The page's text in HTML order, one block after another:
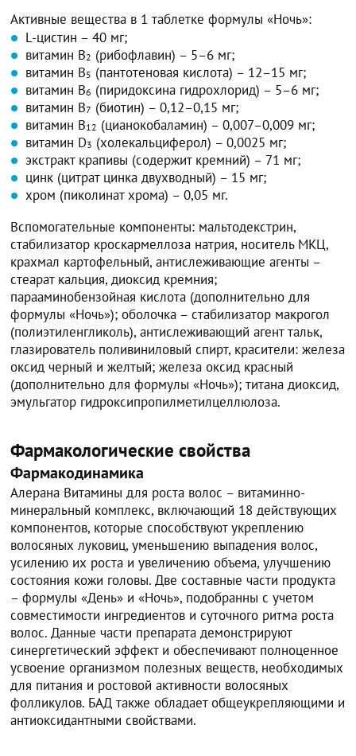
Активные вещества в 1 таблетке формулы «Ночь»:
L-цистин – 40 мг;
витамин B2 (рибофлавин) – 5–6 мг;
витамин B5 (пантотеновая кислота) – 12–15 мг;
витамин B6 (пиридоксина гидрохлорид) – 5–6 мг;
витамин B7 (биотин) – 0,12–0,15 мг;
витамин B12 (цианокобаламин) – 0,007–0,009 мг;
витамин D3 (холекальциферол) – 0,0025 мг;
экстракт крапивы (содержит кремний) – 71 мг;
цинк (цитрат цинка двухводный) – 15 мг;
хром (пиколинат хрома) – 0,05 мг.
Вспомогательные компоненты: мальтодекстрин,
стабилизатор кроскармеллоза натрия, носитель МКЦ,
крахмал картофельный, антислеживающие агенты –
стеарат кальция, диоксид кремния;
парааминобензойная кислота (дополнительно для
формулы «Ночь»); оболочка – стабилизатор макрогол
(полиэтиленгликоль), антислеживающий агент тальк,
глазирователь поливиниловый спирт, красители: железа
оксид черный и желтый; железа оксид красный
(дополнительно для формулы «Ночь»); титана диоксид,
эмульгатор гидроксипропилметилцеллюлоза.
Фармакологические свойства
Фармакодинамика
Алерана Витамины для роста волос – витаминно-
минеральный комплекс, включающий 18 действующих
компонентов, которые способствуют укреплению
волосяных луковиц, уменьшению выпадения волос,
усилению их роста и увеличению объема, улучшению
состояния кожи головы. Две составные части продукта
– формулы «День» и «Ночь», подобранны с учетом
совместимости ингредиентов и суточного ритма роста
волос. Данные части препарата демонстрируют
синергетический эффект и обеспечивают полноценное
усвоение организмом полезных веществ, необходимых
для питания и ростовой активности волосяных
фолликулов. БАД также обладает общеукрепляющими и
антиоксидантными свойствами.